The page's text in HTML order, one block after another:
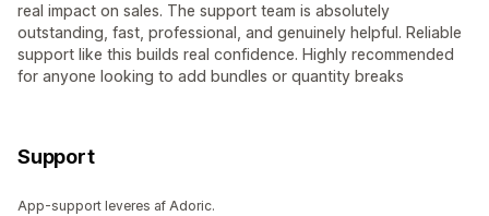
real impact on sales. The support team is absolutely
outstanding, fast, professional, and genuinely helpful. Reliable
support like this builds real confidence. Highly recommended
for anyone looking to add bundles or quantity breaks
Support
App-support leveres af Adoric.